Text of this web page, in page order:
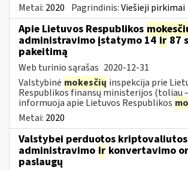
Metai: 2020 Pagrindinis:Viešieji pirkimai
Apie Lietuvos Respublikos
administravimo įstatymo 14ir87
pakeitimą
Web turinio sąrašas 2020-12-31
Valstybinė mokesčių inspekcija prie
Respublikos finansų ministerijos (toliau
informuoja apie Lietuvos Respublikos
Metai: 2020
Valstybei perduotos kriptovaliutos
administravimo ir konvertavimo
paslaugų